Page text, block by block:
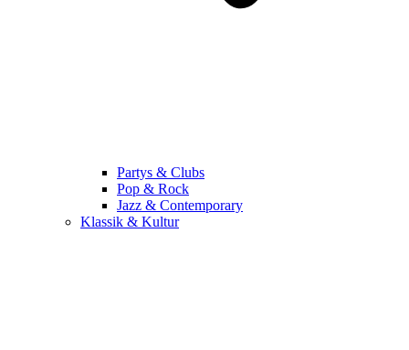
Partys & Clubs
Pop & Rock
Jazz & Contemporary
Klassik & Kultur